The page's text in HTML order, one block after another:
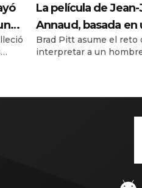
La película de
Annaud, basada en
que ha vendido 3
copias y ha sido
Brad Pitt asume el reto
interpretar a un hombre